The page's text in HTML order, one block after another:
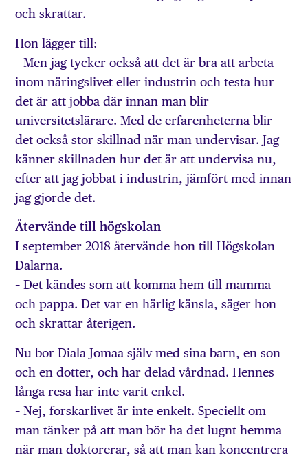
och skrattar.
Hon lägger till:
– Men jag tycker också att det är bra att arbeta
inom näringslivet eller industrin och testa hur
det är att jobba där innan man blir
universitetslärare. Med de erfarenheterna blir
det också stor skillnad när man undervisar. Jag
känner skillnaden hur det är att undervisa nu,
efter att jag jobbat i industrin, jämfört med innan
jag gjorde det.
Återvände till högskolan
I september 2018 återvände hon till Högskolan
Dalarna.
– Det kändes som att komma hem till mamma
och pappa. Det var en härlig känsla, säger hon
och skrattar återigen.
Nu bor Diala Jomaa själv med sina barn, en son
och en dotter, och har delad vårdnad. Hennes
långa resa har inte varit enkel.
– Nej, forskarlivet är inte enkelt. Speciellt om
man tänker på att man bör ha det lugnt hemma
när man doktorerar, så att man kan koncentrera